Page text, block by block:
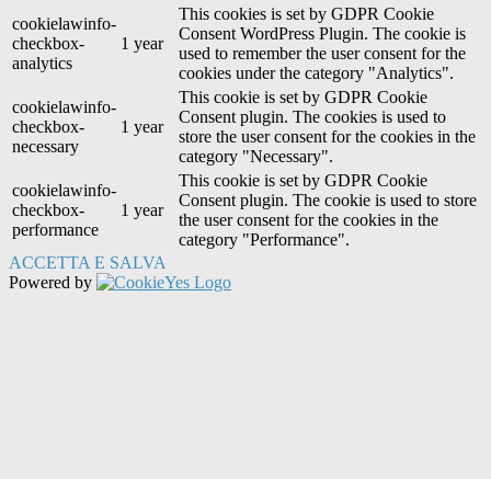
cookielawinfo-
checkbox-
analytics
1 year
This cookies is set by GDPR Cookie
Consent WordPress Plugin. The cookie is
used to remember the user consent for the
cookies under the category "Analytics".
cookielawinfo-
checkbox-
necessary
1 year
This cookie is set by GDPR Cookie
Consent plugin. The cookies is used to
store the user consent for the cookies in the
category "Necessary".
cookielawinfo-
checkbox-
performance
1 year
This cookie is set by GDPR Cookie
Consent plugin. The cookie is used to store
the user consent for the cookies in the
category "Performance".
ACCETTA E SALVA
Powered by